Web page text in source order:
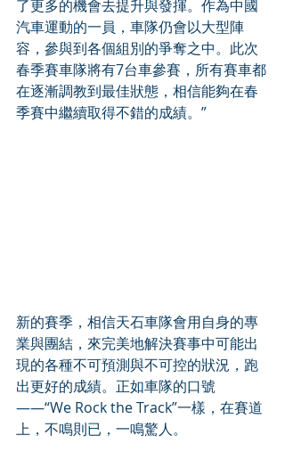
了更多的機會去提升與發揮。作為中國
汽車運動的一員，車隊仍會以大型陣
容，參與到各個組別的爭奪之中。此次
春季賽車隊將有7台車參賽，所有賽車都
在逐漸調教到最佳狀態，相信能夠在春
季賽中繼續取得不錯的成績。”
新的賽季，相信天石車隊會用自身的專
業與團結，來完美地解決賽事中可能出
現的各種不可預測與不可控的狀況，跑
出更好的成績。正如車隊的口號
——“We Rock the Track”一樣，在賽道
上，不鳴則已，一鳴驚人。